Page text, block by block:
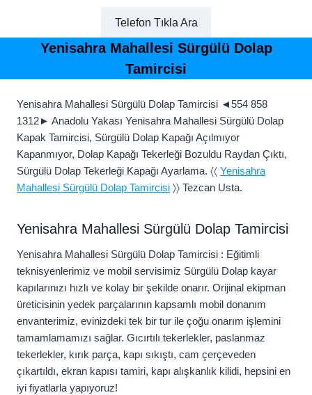
Telefon Tıkla Ara
Yenisahra Mahallesi Sürgülü Dolap
Tamircisi
Yenisahra Mahallesi Sürgülü Dolap Tamircisi ◄554 858
1312► Anadolu Yakası Yenisahra Mahallesi Sürgülü Dolap
Kapak Tamircisi, Sürgülü Dolap Kapağı Açılmıyor
Kapanmıyor, Dolap Kapağı Tekerleği Bozuldu Raydan Çıktı,
Sürgülü Dolap Tekerleği Kapağı Ayarlama. 〈〈 Yenisahra
Mahallesi Sürgülü Dolap Tamircisi 〉〉 Tezcan Usta.
Yenisahra Mahallesi Sürgülü Dolap Tamircisi
Yenisahra Mahallesi Sürgülü Dolap Tamircisi : Eğitimli
teknisyenlerimiz ve mobil servisimiz Sürgülü Dolap kayar
kapılarınızı hızlı ve kolay bir şekilde onarır. Orijinal ekipman
üreticisinin yedek parçalarının kapsamlı mobil donanım
envanterimiz, evinizdeki tek bir tur ile çoğu onarım işlemini
tamamlamamızı sağlar. Gıcırtılı tekerlekler, paslanmaz
tekerlekler, kırık parça, kapı sıkıştı, cam çerçeveden
çıkartıldı, ekran kapısı tamiri, kapı alışkanlık kilidi, hepsini en
iyi fiyatlarla yapıyoruz!